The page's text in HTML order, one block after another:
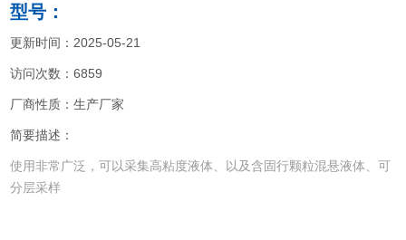
型号：
更新时间：2025-05-21
访问次数：6859
厂商性质：生产厂家
简要描述：
使用非常广泛，可以采集高粘度液体、以及含固行颗粒混悬液体、可
分层采样